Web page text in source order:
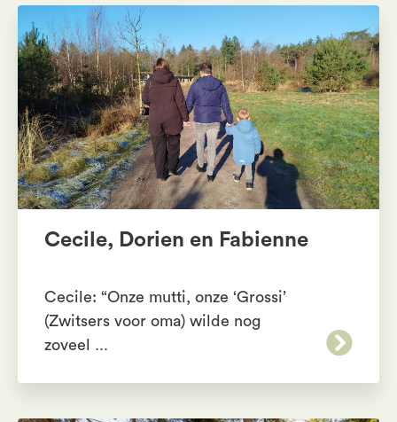
Cecile, Dorien en Fabienne
Cecile: “Onze mutti, onze ‘Grossi’
(Zwitsers voor oma) wilde nog
zoveel ...